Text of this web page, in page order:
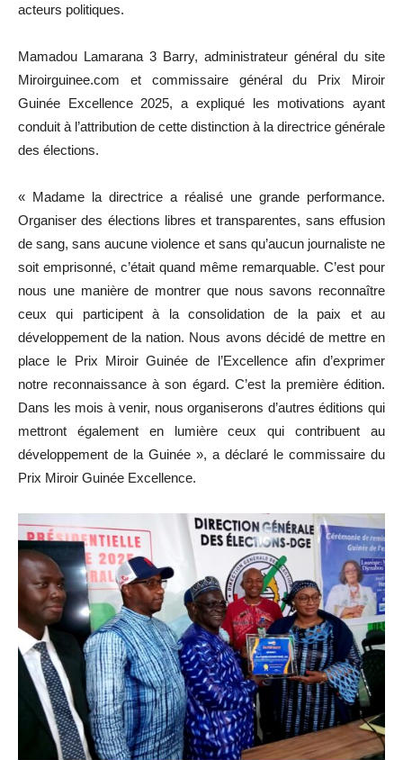
acteurs politiques.
Mamadou Lamarana 3 Barry, administrateur général du site
Miroirguinee.com et commissaire général du Prix Miroir
Guinée Excellence 2025, a expliqué les motivations ayant
conduit à l’attribution de cette distinction à la directrice générale
des élections.
« Madame la directrice a réalisé une grande performance.
Organiser des élections libres et transparentes, sans effusion
de sang, sans aucune violence et sans qu’aucun journaliste ne
soit emprisonné, c’était quand même remarquable. C’est pour
nous une manière de montrer que nous savons reconnaître
ceux qui participent à la consolidation de la paix et au
développement de la nation. Nous avons décidé de mettre en
place le Prix Miroir Guinée de l’Excellence afin d’exprimer
notre reconnaissance à son égard. C’est la première édition.
Dans les mois à venir, nous organiserons d’autres éditions qui
mettront également en lumière ceux qui contribuent au
développement de la Guinée », a déclaré le commissaire du
Prix Miroir Guinée Excellence.